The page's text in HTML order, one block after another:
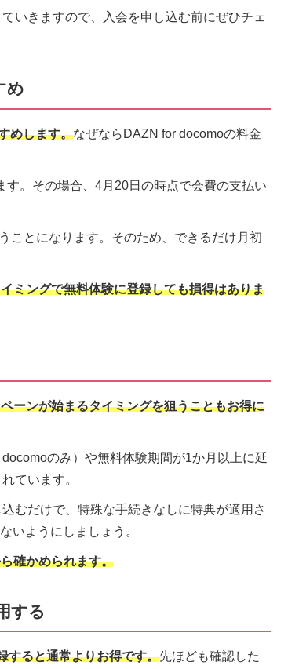
いきますので、入会を申し込む前にぜひチェ
め
めします。なぜならDAZN for docomoの料金
。その場合、4月20日の時点で会費の支払い
ことになります。そのため、できるだけ月初
ミングで無料体験に登録しても損得はありま
ーンが始まるタイミングを狙うこともお得に
のみ）や無料体験期間が1か月以上に延
ています。
むだけで、特殊な手続きなしに特典が適用さ
いようにしましょう。
確かめられます。
する
すると通常よりお得です。先ほども確認した